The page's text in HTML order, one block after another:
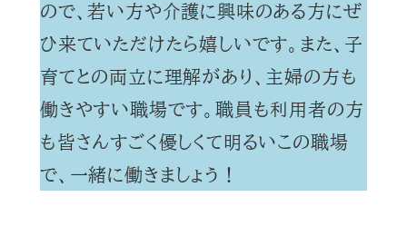
ので、若い方や介護に興味のある方にぜ
ひ来ていただけたら嬉しいです。また、子
育てとの両立に理解があり、主婦の方も
働きやすい職場です。職員も利用者の方
も皆さんすごく優しくて明るいこの職場
で、一緒に働きましょう！